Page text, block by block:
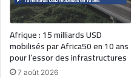
Afrique : 15 milliards USD
mobilisés par Africa50 en 10 ans
pour l’essor des infrastructures
7 août 2026